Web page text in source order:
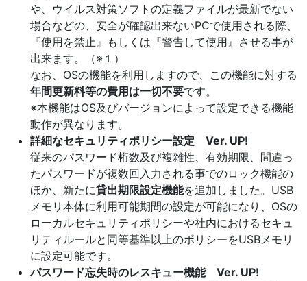
や、ウイルス対策ソフトの定義ファイルが最新でない
場合などの、安全が確認出来ないPCで使用される際、
『使用を禁止』もしくは『警告して使用』させる事が
出来ます。（※１）
なお、OSの機能を利用しますので、この機能に対する
年間更新料等の費用は一切不要です。
※本機能はOS及びバージョンによって設定できる機能
動作が異なります。
詳細なセキュリティポリシー設定 Ver. UP!
従来のパスワード桁数及び複雑性、有効期限、間違っ
たパスワードが複数回入力される事でのロック機能の
ほか、新たに貸出期限設定機能を追加しました。USB
メモリ本体に利用可能期間の設定が可能になり、OSの
ローカルセキュリティポリシーや社内におけるセキュ
リティルールと同等基準以上のポリシーをUSBメモリ
に設定可能です。
パスワード忘失時のレスキュー機能 Ver. UP!